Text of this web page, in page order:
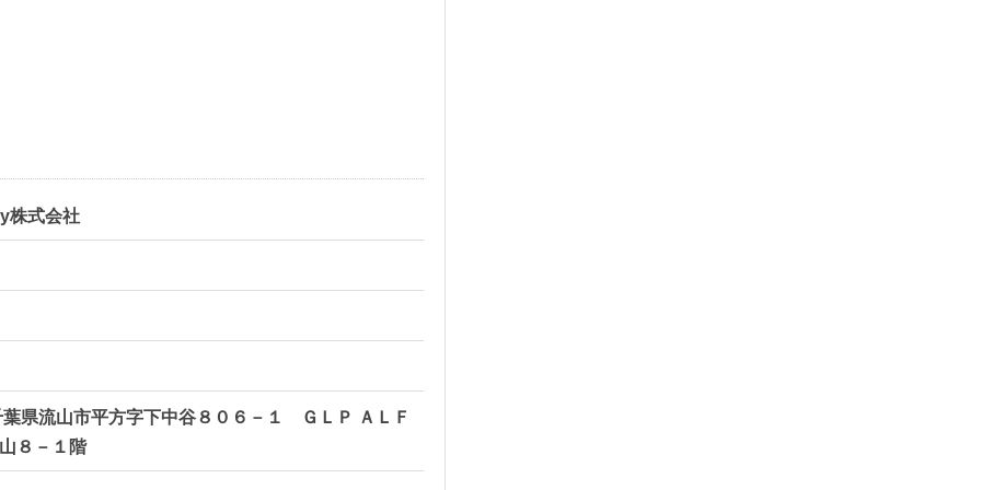
株式会社
県流山市平方字下中谷８０６－１ ＧＬＰ ＡＬＦ
８－１階